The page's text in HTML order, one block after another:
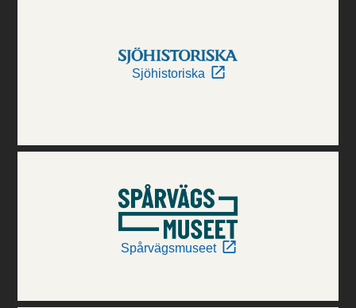
Sjöhistoriska
Spårvägsmuseet